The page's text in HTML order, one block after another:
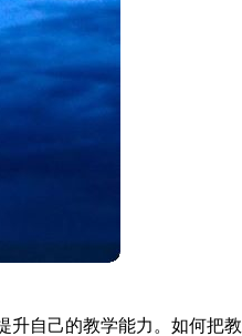
升自己的教学能力。如何把教